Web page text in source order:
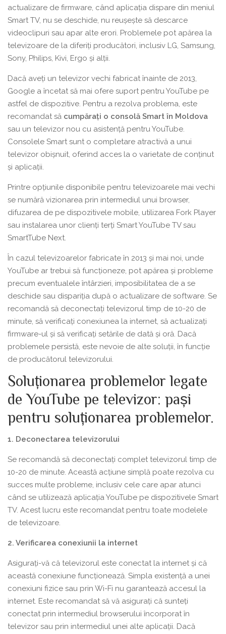
actualizare de firmware, când aplicația dispare din meniul
Smart TV, nu se deschide, nu reușește să descarce
videoclipuri sau apar alte erori. Problemele pot apărea la
televizoare de la diferiți producători, inclusiv LG, Samsung,
Sony, Philips, Kivi, Ergo și alții.
Dacă aveți un televizor vechi fabricat înainte de 2013,
Google a încetat să mai ofere suport pentru YouTube pe
astfel de dispozitive. Pentru a rezolva problema, este
recomandat să cumpărați o consolă Smart în Moldova
sau un televizor nou cu asistență pentru YouTube.
Consolele Smart sunt o completare atractivă a unui
televizor obișnuit, oferind acces la o varietate de conținut
și aplicații.
Printre opțiunile disponibile pentru televizoarele mai vechi
se numără vizionarea prin intermediul unui browser,
difuzarea de pe dispozitivele mobile, utilizarea Fork Player
sau instalarea unor clienți terți Smart YouTube TV sau
SmartTube Next.
În cazul televizoarelor fabricate în 2013 și mai noi, unde
YouTube ar trebui să funcționeze, pot apărea și probleme
precum eventualele întârzieri, imposibilitatea de a se
deschide sau dispariția după o actualizare de software. Se
recomandă să deconectați televizorul timp de 10-20 de
minute, să verificați conexiunea la internet, să actualizați
firmware-ul și să verificați setările de dată și oră. Dacă
problemele persistă, este nevoie de alte soluții, în funcție
de producătorul televizorului.
Soluționarea problemelor legate
de YouTube pe televizor: pași
pentru soluționarea problemelor.
1. Deconectarea televizorului
Se recomandă să deconectați complet televizorul timp de
10-20 de minute. Această acțiune simplă poate rezolva cu
succes multe probleme, inclusiv cele care apar atunci
când se utilizează aplicația YouTube pe dispozitivele Smart
TV. Acest lucru este recomandat pentru toate modelele
de televizoare.
2. Verificarea conexiunii la internet
Asigurați-vă că televizorul este conectat la internet și că
această conexiune funcționează. Simpla existență a unei
conexiuni fizice sau prin Wi-Fi nu garantează accesul la
internet. Este recomandat să vă asigurați că sunteți
conectat prin intermediul browserului încorporat în
televizor sau prin intermediul unei alte aplicații. Dacă